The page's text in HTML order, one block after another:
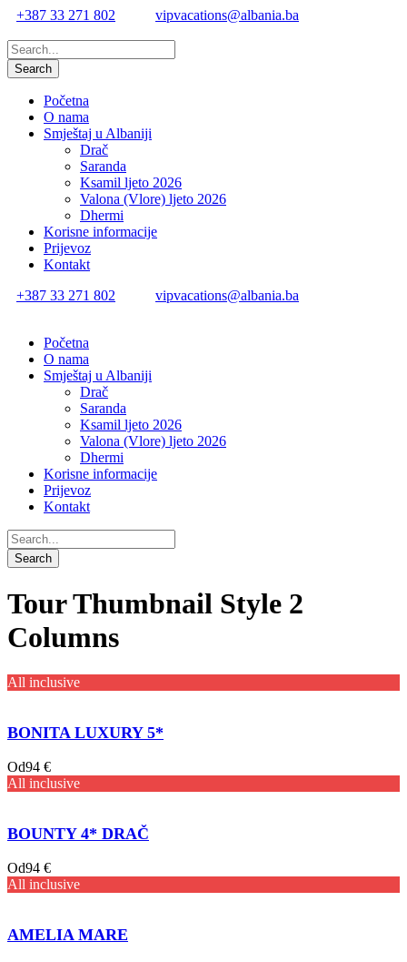
+387 33 271 802 vipvacations@albania.ba
Početna
O nama
Smještaj u Albaniji
Drač
Saranda
Ksamil ljeto 2026
Valona (Vlore) ljeto 2026
Dhermi
Korisne informacije
Prijevoz
Kontakt
+387 33 271 802
vipvacations@albania.ba
Početna
O nama
Smještaj u Albaniji
Drač
Saranda
Ksamil ljeto 2026
Valona (Vlore) ljeto 2026
Dhermi
Korisne informacije
Prijevoz
Kontakt
Tour Thumbnail Style 2
Columns
All inclusive
BONITA LUXURY 5*
Od94 €
All inclusive
BOUNTY 4* DRAČ
Od94 €
All inclusive
AMELIA MARE